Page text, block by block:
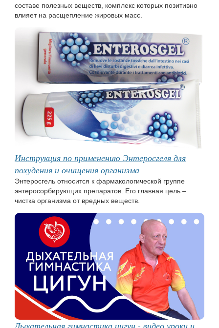
составе полезных веществ, комплекс которых позитивно
влияет на расщепление жировых масс.
Инструкция по применению Энтеросгеля для
похудения и очищения организма
Энтеросгель относится к фармакологической группе
энтеросорбирующих препаратов. Его главная цель –
чистка организма от вредных веществ.
Дыхательная гимнастика цигун - видео уроки и